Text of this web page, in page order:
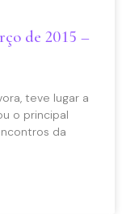
de 2015 –
teve lugar a
o principal
da